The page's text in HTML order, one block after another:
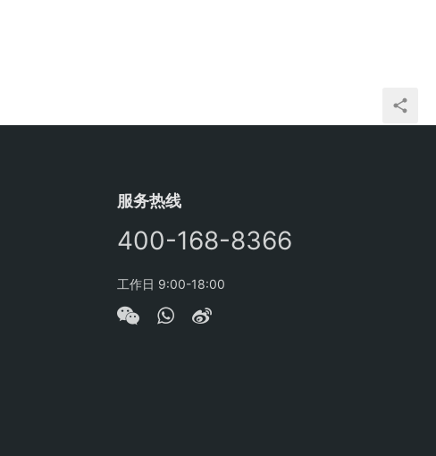
服务热线
400-168-8366
工作日 9:00-18:00